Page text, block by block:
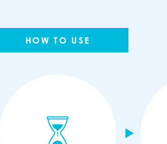
HOW TO USE